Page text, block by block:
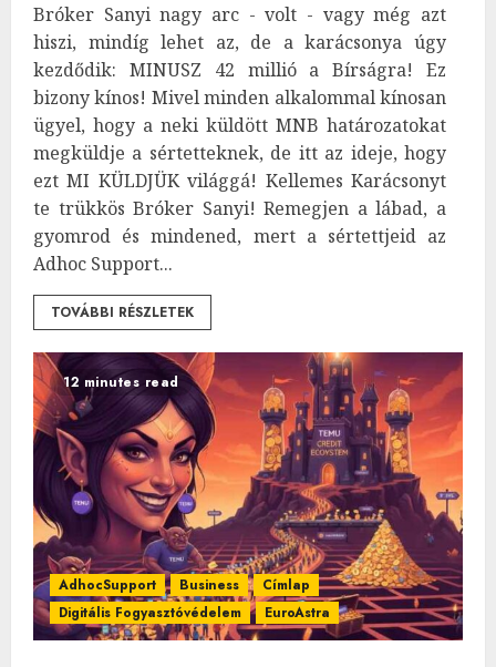
Bróker Sanyi nagy arc - volt - vagy még azt
hiszi, mindíg lehet az, de a karácsonya úgy
kezdődik: MINUSZ 42 millió a Bírságra! Ez
bizony kínos! Mivel minden alkalommal kínosan
ügyel, hogy a neki küldött MNB határozatokat
megküldje a sértetteknek, de itt az ideje, hogy
ezt MI KÜLDJÜK világgá! Kellemes Karácsonyt
te trükkös Bróker Sanyi! Remegjen a lábad, a
gyomrod és mindened, mert a sértettjeid az
Adhoc Support...
TOVÁBBI RÉSZLETEK
12 minutes read
AdhocSupport Business
Címlap
Digitális Fogyasztóvédelem
EuroAstra